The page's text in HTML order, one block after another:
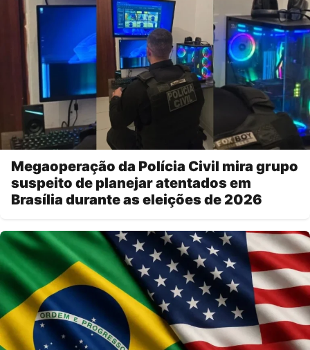
Megaoperação da Polícia Civil mira grupo
suspeito de planejar atentados em
Brasília durante as eleições de 2026